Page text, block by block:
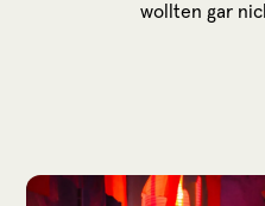
wollten gar